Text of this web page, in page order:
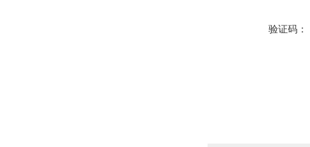
验证码：